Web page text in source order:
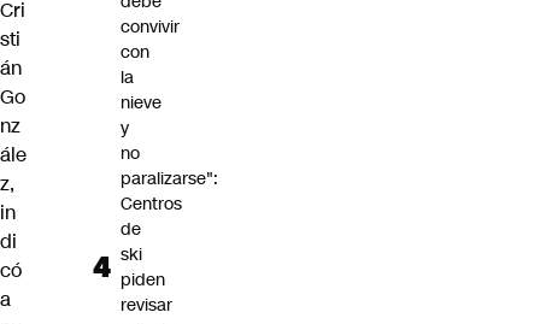
Cri
sti
án
Go
nz
ále
z,
in
di
có
a
convivir
con
la
nieve
y
no
paralizarse":
Centros
de
ski
piden
revisar